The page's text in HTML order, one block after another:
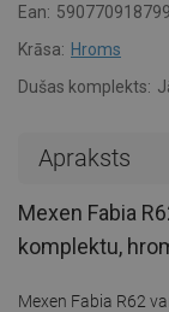
Ean:
Krāsa: Hroms
Dušas komplekts:
Apraksts
Mexen Fabia
komplektu,
Mexen Fabia R62